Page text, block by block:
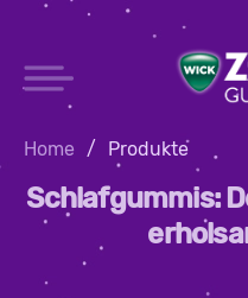
Home / Produkte
Schlafgummis: